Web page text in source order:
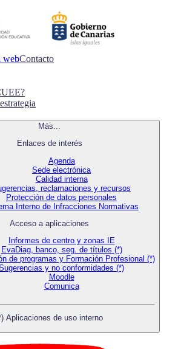
webContacto
Más...
Enlaces de interés
Agenda
Sede electrónica
Calidad interna
reclamaciones y recursos
Protección de datos personales
Interno de Infracciones Normativas
Acceso a aplicaciones
Informes de centro y zonas IE
EvaDiag, banco, seg. de títulos (*)
de programas y Formación Profesional (*)
y no conformidades (*)
Moodle
Comunica
Aplicaciones de uso interno